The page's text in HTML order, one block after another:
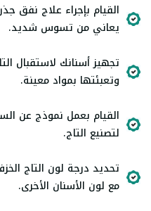
القيام بإجراء علاج نفق
يعاني من تسوس شديد.
تجهيز أسنانك لاستقبال
وتعبئتها بمواد معينة.
القيام بعمل نموذج عن
لتصنيع التاج.
تحديد درجة لون التاج
مع لون الأسنان الأخرى.